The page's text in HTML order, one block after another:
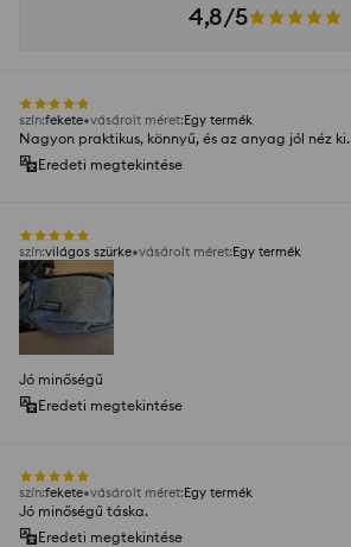
4,8/5
szín:fekete vásárolt méret:Egy termék
Nagyon praktikus, könnyű, és az anyag jól néz ki.
Eredeti megtekintése
szín:világos szürke vásárolt méret:Egy termék
Jó minőségű
Eredeti megtekintése
szín:fekete vásárolt méret:Egy termék
Jó minőségű táska.
Eredeti megtekintése